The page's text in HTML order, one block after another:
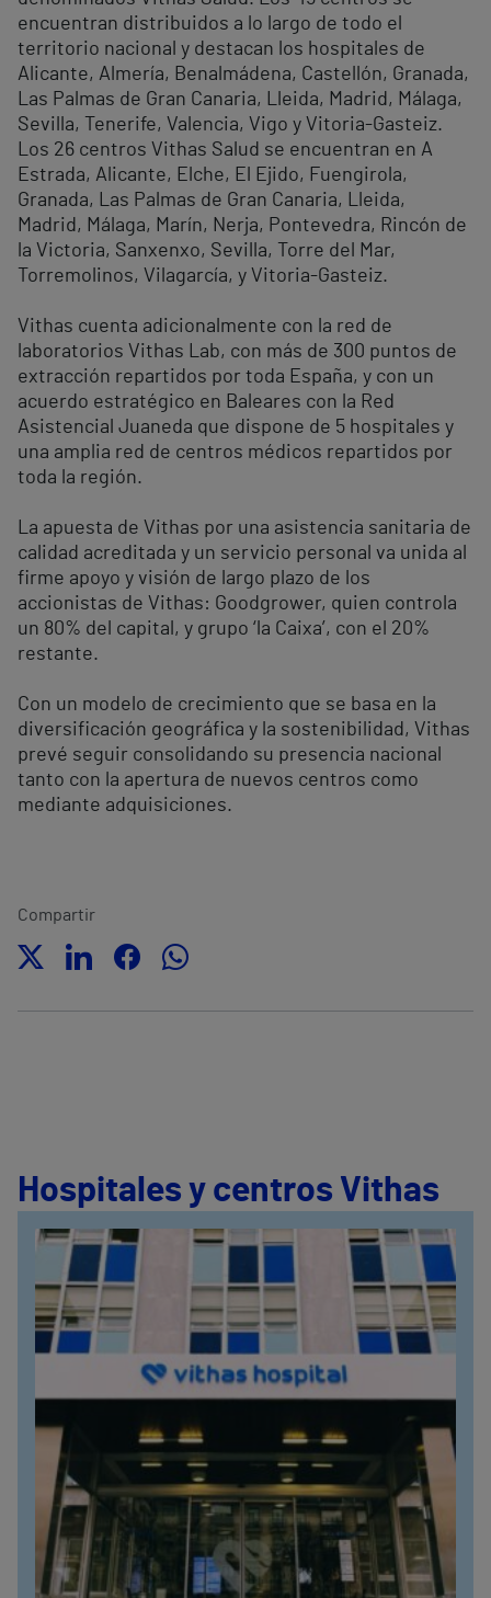
encuentran distribuidos a lo largo de todo el
territorio nacional y destacan los hospitales de
Alicante, Almería, Benalmádena, Castellón, Granada,
Las Palmas de Gran Canaria, Lleida, Madrid, Málaga,
Sevilla, Tenerife, Valencia, Vigo y Vitoria-Gasteiz.
Los 26 centros Vithas Salud se encuentran en A
Estrada, Alicante, Elche, El Ejido, Fuengirola,
Granada, Las Palmas de Gran Canaria, Lleida,
Madrid, Málaga, Marín, Nerja, Pontevedra, Rincón de
la Victoria, Sanxenxo, Sevilla, Torre del Mar,
Torremolinos, Vilagarcía, y Vitoria-Gasteiz.
Vithas cuenta adicionalmente con la red de
laboratorios Vithas Lab, con más de 300 puntos de
extracción repartidos por toda España, y con un
acuerdo estratégico en Baleares con la Red
Asistencial Juaneda que dispone de 5 hospitales y
una amplia red de centros médicos repartidos por
toda la región.
La apuesta de Vithas por una asistencia sanitaria de
calidad acreditada y un servicio personal va unida al
firme apoyo y visión de largo plazo de los
accionistas de Vithas: Goodgrower, quien controla
un 80% del capital, y grupo ‘la Caixa’, con el 20%
restante.
Con un modelo de crecimiento que se basa en la
diversificación geográfica y la sostenibilidad, Vithas
prevé seguir consolidando su presencia nacional
tanto con la apertura de nuevos centros como
mediante adquisiciones.
Compartir
Hospitales y centros Vithas